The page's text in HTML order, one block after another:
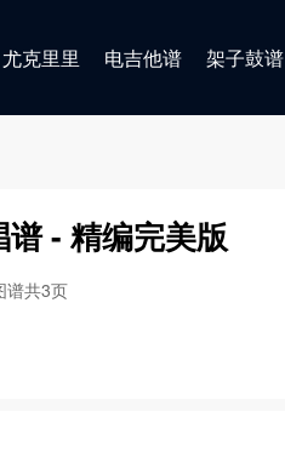
尤克里里 电吉他谱 架子鼓谱
- 精编完美版
谱共3页